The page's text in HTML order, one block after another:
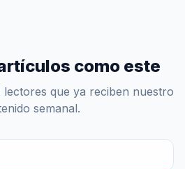
como este
lectores que ya reciben nuestro
semanal.